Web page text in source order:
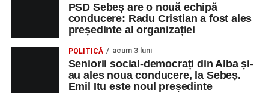
PSD Sebeș are o nouă echipă
conducere: Radu Cristian a fost ales
președinte al organizației
POLITICĂ acum 3 luni
Seniorii social-democrați din Alba și-
au ales noua conducere, la Sebeș.
Emil Itu este noul președinte